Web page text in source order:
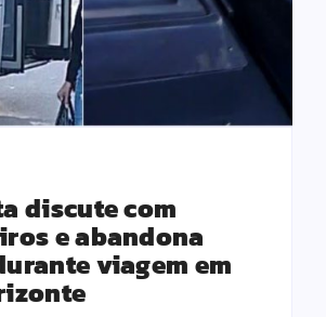
discute com
e abandona
viagem em